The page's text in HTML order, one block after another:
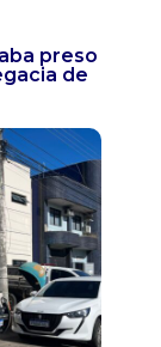
preso
de